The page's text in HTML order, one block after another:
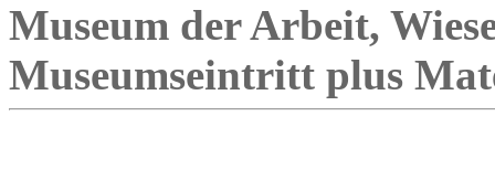
Museum der Arbeit,
Museumseintritt plus